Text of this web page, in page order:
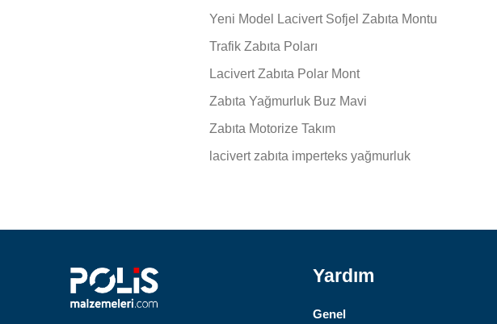
Yeni Model Lacivert Sofjel Zabıta Montu
Trafik Zabıta Poları
Lacivert Zabıta Polar Mont
Zabıta Yağmurluk Buz Mavi
Zabıta Motorize Takım
lacivert zabıta imperteks yağmurluk
Yardım
Genel